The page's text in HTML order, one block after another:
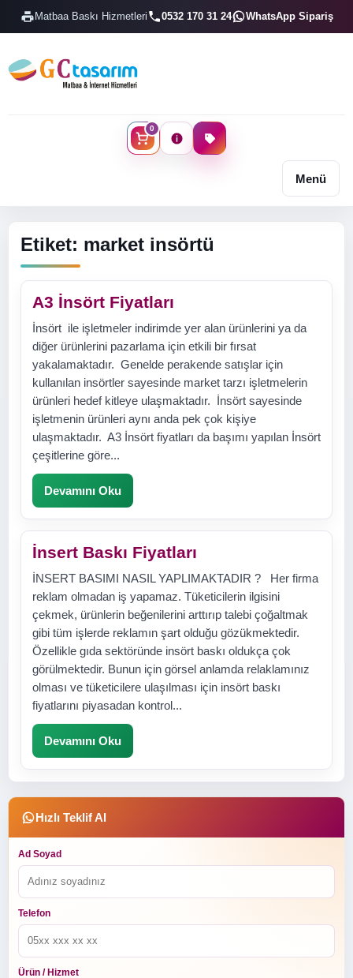
Matbaa Baskı Hizmetleri 0532 170 31 24 WhatsApp Sipariş
0
Menü
Hızlı Teklif Al
Ad Soyad
Telefon
Ürün / Hizmet
Etiket: market insörtü
A3 İnsört Fiyatları
İnsört ile işletmeler indirimde yer alan ürünlerini ya da
diğer ürünlerini pazarlama için etkili bir fırsat
yakalamaktadır. Genelde perakende satışlar için
kullanılan insörtler sayesinde market tarzı işletmelerin
ürünleri hedef kitleye ulaşmaktadır. İnsört sayesinde
işletmenin ürünleri aynı anda pek çok kişiye
ulaşmaktadır. A3 İnsört fiyatları da başımı yapılan İnsört
çeşitlerine göre...
Devamını Oku
İnsert Baskı Fiyatları
İNSERT BASIMI NASIL YAPLIMAKTADIR ? Her firma
reklam olmadan iş yapamaz. Tüketicilerin ilgisini
çekmek, ürünlerin beğenilerini arttırıp talebi çoğaltmak
gibi tüm işlerde reklamın şart olduğu gözükmektedir.
Özellikle gıda sektöründe insört baskı oldukça çok
görülmektedir. Bunun için görsel anlamda relaklamınız
olması ve tüketicilere ulaşılması için insört baskı
fiyatlarını piyasadan kontrol...
Devamını Oku